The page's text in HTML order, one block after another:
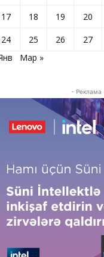
17
18 19 20
24
25 26 27
Мар »
- Реклама